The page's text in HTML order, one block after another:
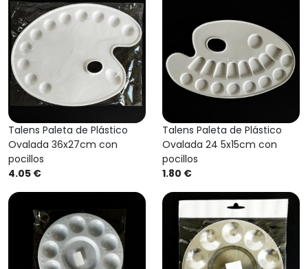
Talens Paleta de Plástico
Ovalada 36x27cm con
pocillos
4.05 €
Talens Paleta de Plástico
Ovalada 24 5x15cm con
pocillos
1.80 €